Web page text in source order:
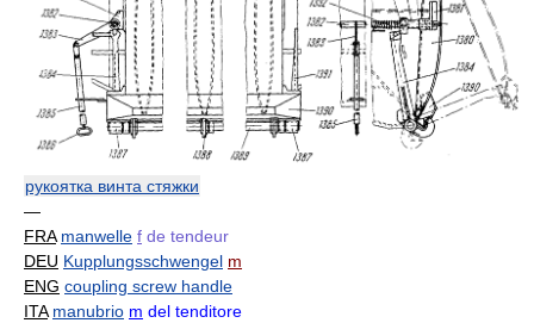
рукоятка винта стяжки
—
FRA manwelle f de tendeur
DEU Kupplungsschwengel m
ENG coupling screw handle
ITA manubrio m del tenditore